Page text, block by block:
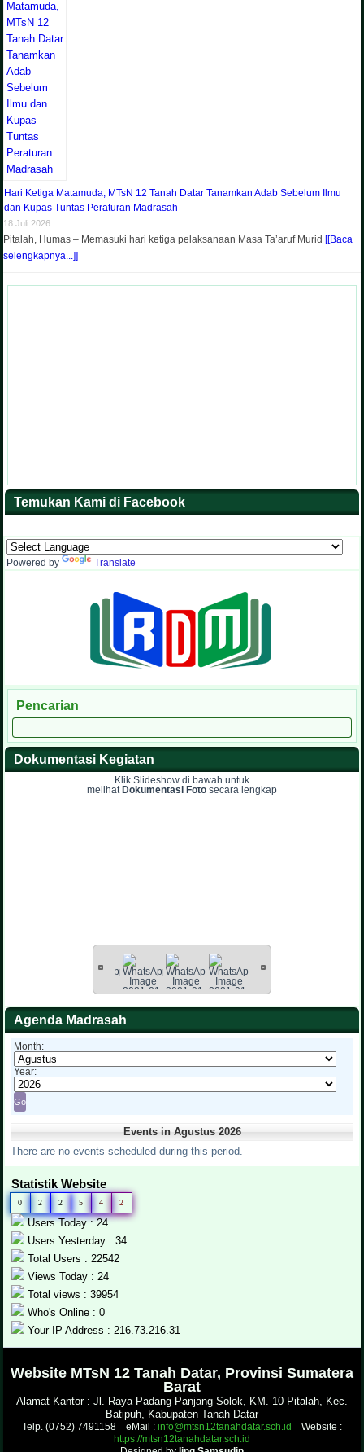
Hari Ketiga Matamuda, MTsN 12 Tanah Datar Tanamkan Adab Sebelum Ilmu
dan Kupas Tuntas Peraturan Madrasah
18 Juli 2026
Pitalah, Humas – Memasuki hari ketiga pelaksanaan Masa Ta’aruf Murid[[Baca
selengkapnya...]]
Temukan Kami di Facebook
Powered by Translate
Pencarian
Dokumentasi Kegiatan
Klik Slideshow di bawah untuk
melihat Dokumentasi Foto secara lengkap
Agenda Madrasah
Month:
Year:
Events in Agustus 2026
There are no events scheduled during this period.
Statistik Website
0 2 2 5 4 2
Users Today : 24
Users Yesterday : 34
Total Users : 22542
Views Today : 24
Total views : 39954
Who's Online : 0
Your IP Address : 216.73.216.31
Website MTsN 12 Tanah Datar, Provinsi Sumatera
Barat
Alamat Kantor : Jl. Raya Padang Panjang-Solok, KM. 10 Pitalah, Kec.
Batipuh, Kabupaten Tanah Datar
Telp. (0752) 7491158 eMail : info@mtsn12tanahdatar.sch.id
Website :
https://mtsn12tanahdatar.sch.id